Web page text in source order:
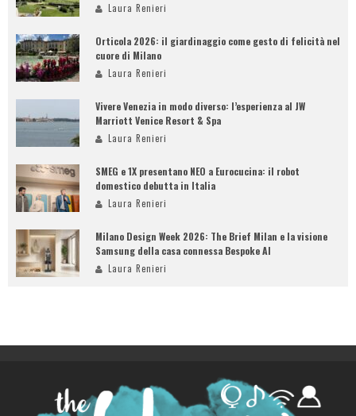
Laura Renieri
Orticola 2026: il giardinaggio come gesto di felicità nel
cuore di Milano
Laura Renieri
Vivere Venezia in modo diverso: l’esperienza al JW
Marriott Venice Resort & Spa
Laura Renieri
SMEG e 1X presentano NEO a Eurocucina: il robot
domestico debutta in Italia
Laura Renieri
Milano Design Week 2026: The Brief Milan e la visione
Samsung della casa connessa Bespoke AI
Laura Renieri